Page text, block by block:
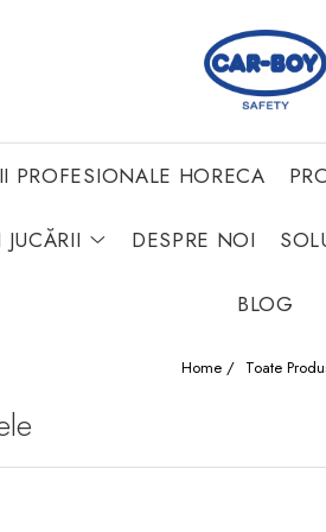
PROFESIONALE HORECA
JUCĂRII DESPRE NOI
BLOG
Home / Toate